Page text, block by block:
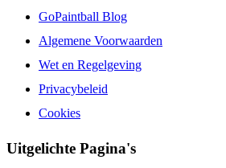
GoPaintball Blog
Algemene Voorwaarden
Wet en Regelgeving
Privacybeleid
Cookies
Uitgelichte Pagina's